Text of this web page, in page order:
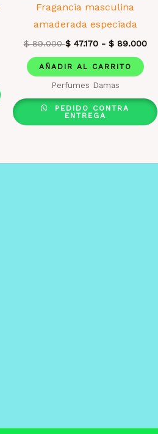
Fragancia masculina
amaderada especiada
$89.000 $47.170- $89.000
AÑADIR AL CARRITO
Perfumes Damas
PEDIDO CONTRA
ENTREGA